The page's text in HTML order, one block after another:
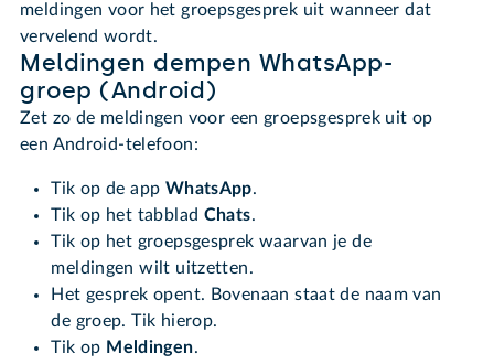
meldingen voor het groepsgesprek uit wanneer dat
vervelend wordt.
Meldingen dempen WhatsApp-
groep (Android)
Zet zo de meldingen voor een groepsgesprek uit op
een Android-telefoon:
Tik op de app WhatsApp.
Tik op het tabblad Chats.
Tik op het groepsgesprek waarvan je de
meldingen wilt uitzetten.
Het gesprek opent. Bovenaan staat de naam van
de groep. Tik hierop.
Tik op M eldingen.